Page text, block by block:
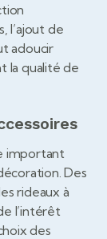
l’ajout de
adoucir
la qualité de
important
Des
rideaux à
l’intérêt
des